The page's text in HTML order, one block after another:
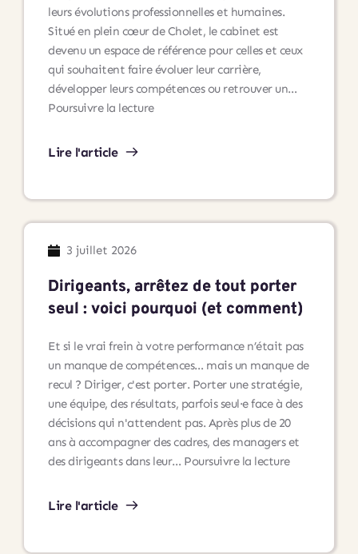
leurs évolutions professionnelles et humaines.
Situé en plein cœur de Cholet, le cabinet est
devenu un espace de référence pour celles et ceux
qui souhaitent faire évoluer leur carrière,
développer leurs compétences ou retrouver un…
Poursuivre la lectureAndaré
un
lieu
l’accompagnement
professionnel
et
développement
Lire l'article
3 juillet 2026
Dirigeants, arrêtez de tout porter
seul : voici pourquoi (et comment)
Et si le vrai frein à votre performance n’était pas
un manque de compétences… mais un manque de
recul ? Diriger, c'est porter. Porter une stratégie,
une équipe, des résultats, parfois seul·e face à des
décisions qui n'attendent pas. Après plus de 20
ans à accompagner des cadres, des managers et
des dirigeants dans leur… Poursuivre la lectureDirigeants,
Lire l'article